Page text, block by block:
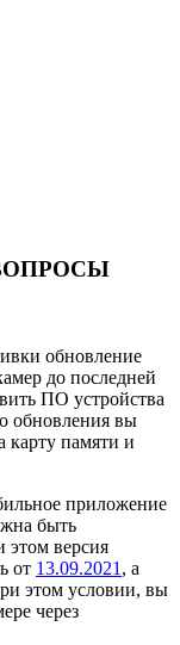
обновление
до последней
ПО устройства
обновления вы
карту памяти и
приложение
быть
этом версия
от 13.09.2021 , а
этом условии, вы
через